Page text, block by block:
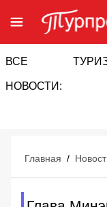
ВСЕ
НОВОСТИ:
Главная /